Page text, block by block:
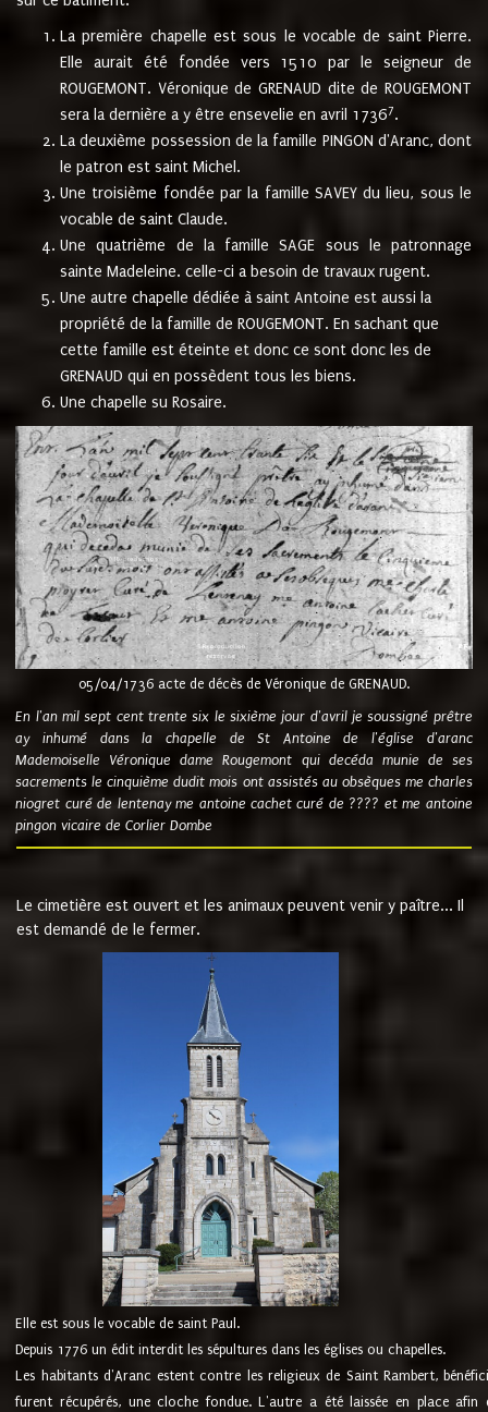
La première chapelle est sous le vocable de saint Pierre.
Elle aurait été fondée vers 1510 par le seigneur de
ROUGEMONT. Véronique de GRENAUD dite de ROUGEMONT
sera la dernière a y être ensevelie en avril 17367.
La deuxième possession de la famille PINGON d'Aranc, dont
le patron est saint Michel.
Une troisième fondée par la famille SAVEY du lieu, sous le
vocable de saint Claude.
Une quatrième de la famille SAGE sous le patronnage
sainte Madeleine. celle-ci a besoin de travaux rugent.
Une autre chapelle dédiée à saint Antoine est aussi la
propriété de la famille de ROUGEMONT. En sachant que
cette famille est éteinte et donc ce sont donc les de
GRENAUD qui en possèdent tous les biens.
Une chapelle su Rosaire.
05/04/1736 acte de décès de Véronique de GRENAUD.
En l'an mil sept cent trente six le sixième jour d'avril je soussigné prêtre
ay inhumé dans la chapelle de St Antoine de l'église d'aranc
Mademoiselle Véronique dame Rougemont qui decéda munie de ses
sacrements le cinquième dudit mois ont assistés au obsèques me charles
niogret curé de lentenay me antoine cachet curé de ???? et me antoine
pingon vicaire de Corlier Dombe
Le cimetière est ouvert et les animaux peuvent venir y paître... Il
est demandé de le fermer.
Elle est sous le vocable de saint Paul.
Depuis 1776 un édit interdit les sépultures dans les églises ou chapelles.
Les habitants d'Aranc estent contre les religieux de Saint Rambert,
furent récupérés, une cloche fondue. L'autre a été laissée en place